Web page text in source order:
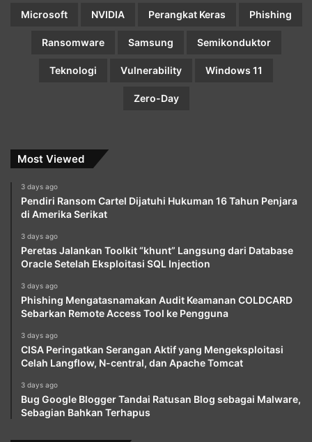
Microsoft NVIDIA Perangkat Keras Phishing
Ransomware Samsung Semikonduktor
Teknologi Vulnerability Windows 11
Zero-Day
Most Viewed
3 days ago
Pendiri Ransom Cartel Dijatuhi Hukuman 16 Tahun Penjara
di Amerika Serikat
3 days ago
Peretas Jalankan Toolkit “khunt” Langsung dari Database
Oracle Setelah Eksploitasi SQL Injection
3 days ago
Phishing Mengatasnamakan Audit Keamanan COLDCARD
Sebarkan Remote Access Tool ke Pengguna
3 days ago
CISA Peringatkan Serangan Aktif yang Mengeksploitasi
Celah Langflow, N-central, dan Apache Tomcat
3 days ago
Bug Google Blogger Tandai Ratusan Blog sebagai Malware,
Sebagian Bahkan Terhapus